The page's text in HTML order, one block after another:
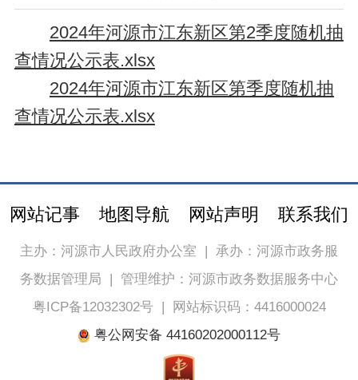
2024年河源市江东新区第2季度随机抽
查情况公示表.xlsx
2024年河源市江东新区第季度随机抽
查情况公示表.xlsx
网站记事 地图导航 网站声明 联系我们
主办：河源市人民政府办公室 | 承办：河源市政务服
务数据管理局 | 管理维护：河源市政务数据服务中心
粤ICP备12032302号|
网站标识码：4416000024
粤公网安备 44160202000112号